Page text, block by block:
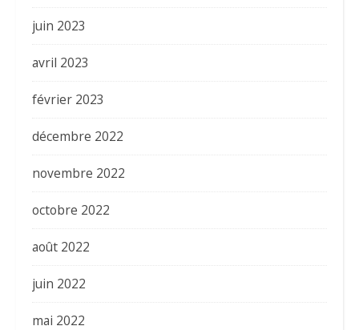
juin 2023
avril 2023
février 2023
décembre 2022
novembre 2022
octobre 2022
août 2022
juin 2022
mai 2022